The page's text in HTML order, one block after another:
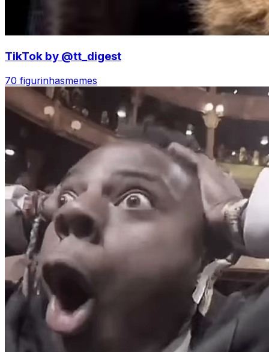
TikTok by @tt_digest
70 figurinhasmemes